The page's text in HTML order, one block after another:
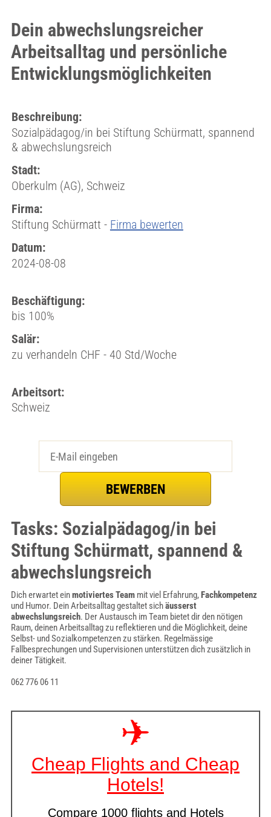
Dein abwechslungsreicher
Arbeitsalltag und persönliche
Entwicklungsmöglichkeiten
Beschreibung:
Sozialpädagog/in bei Stiftung Schürmatt, spannend
& abwechslungsreich
Stadt:
Oberkulm (AG), Schweiz
Firma:
Stiftung Schürmatt - Firma bewerten
Datum:
2024-08-08
Beschäftigung:
bis 100%
Salär:
zu verhandeln CHF - 40 Std/Woche
Arbeitsort:
Schweiz
Tasks: Sozialpädagog/in bei
Stiftung Schürmatt, spannend &
abwechslungsreich
Dich erwartet einmotiviertes Teammit viel Erfahrung,Fachkompetenz
und Humor. Dein Arbeitsalltag gestaltet sichäusserst
abwechslungsreich. Der Austausch im Team bietet dir den nötigen
Raum, deinen Arbeitsalltag zu reflektieren und die Möglichkeit, deine
Selbst- und Sozialkompetenzen zu stärken. Regelmässige
Fallbesprechungen und Supervisionen unterstützen dich zusätzlich in
deiner Tätigkeit.
062 776 06 11